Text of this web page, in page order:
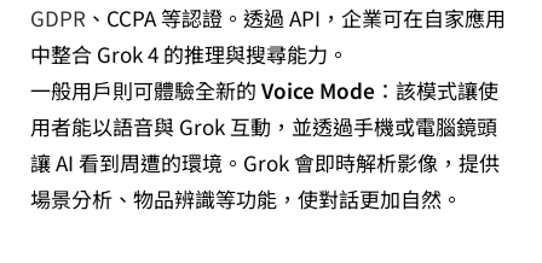
GDPR 、CCPA 等認證。透過 API，企業可在自家應用
中整合 Grok 4 的推理與搜尋能力。
一般用戶則可體驗全新的 Voice Mode ：該模式讓使
用者能以語音與 Grok 互動，並透過手機或電腦鏡頭
讓 AI 看到周遭的環境。Grok 會即時解析影像，提供
場景分析、物品辨識等功能，使對話更加自然。